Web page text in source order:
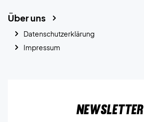
Über uns
Datenschutzerklärung
Impressum
Newsletter